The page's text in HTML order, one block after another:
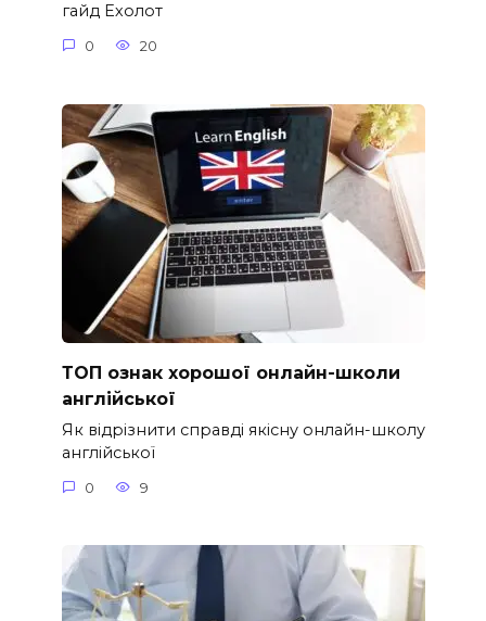
гайд Ехолот
0 20
ТОП ознак хорошої онлайн-школи
англійської
Як відрізнити справді якісну онлайн-школу
англійської
0 9